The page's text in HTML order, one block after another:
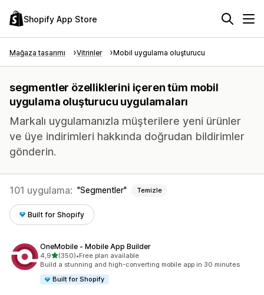
Shopify App Store
Mağaza tasarımı Vitrinler Mobil uygulama oluşturucu
segmentler özelliklerini içeren tüm mobil
uygulama oluşturucu uygulamaları
Markalı uygulamanızla müşterilere yeni ürünler
ve üye indirimleri hakkında doğrudan bildirimler
gönderin.
101 uygulama: Segmentler Temizle
Built for Shopify
OneMobile ‑ Mobile App Builder
4,95 yıldız üzerinden
(350)
toplam 350 değerlendirme
•Free plan available
Build a stunning and high-converting mobile app in 30 minutes
Built for Shopify